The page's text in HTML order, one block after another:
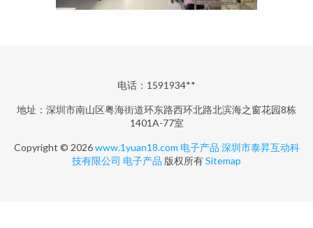
电话：1591934**
地址：深圳市南山区粤海街道环东路西环北路北滨海之窗花园8栋
1401A-77室
Copyright © 2026www.1yuan18.com 电子产品 深圳市泰昇互动科
技有限公司 电子产品 版权所有Sitemap